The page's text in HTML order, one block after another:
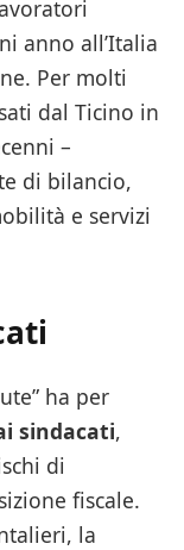
anno all’Italia
Per molti
dal Ticino in
–
di bilancio,
e servizi
ha per
sindacati,
di
fiscale.
la